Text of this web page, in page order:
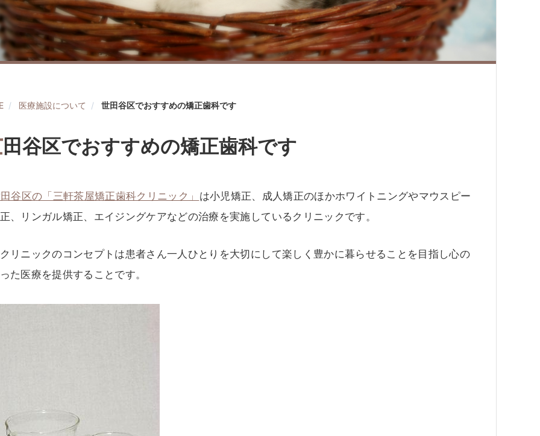
医療施設について 世田谷区でおすすめの矯正歯科です
田谷区でおすすめの矯正歯科です
谷区の「三軒茶屋矯正歯科クリニック」 は小児矯正、成人矯正のほかホワイトニングやマウスピー
、リンガル矯正、エイジングケアなどの治療を実施しているクリニックです。
リニックのコンセプトは患者さん一人ひとりを大切にして楽しく豊かに暮らせることを目指し心の
た医療を提供することです。